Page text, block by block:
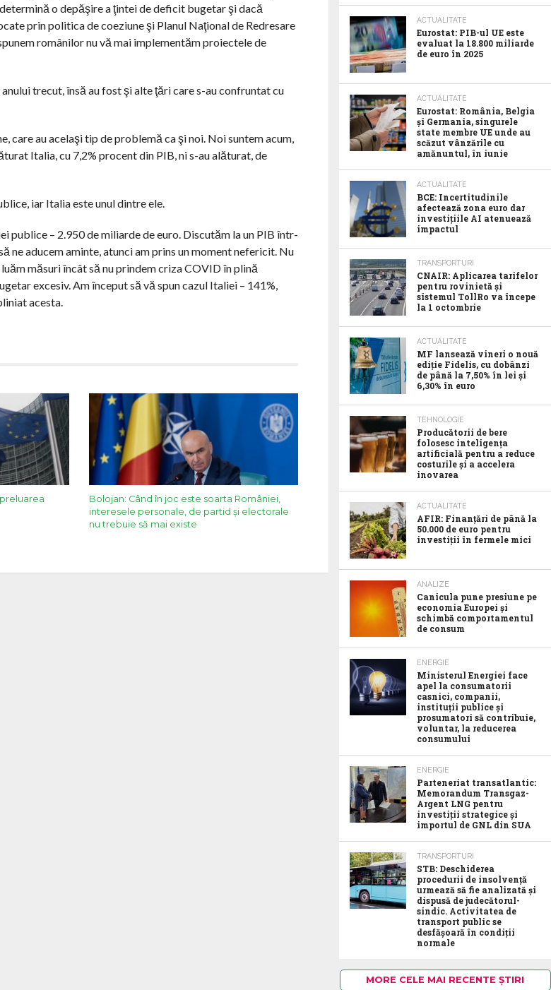
o depăşire a ţintei de deficit bugetar şi dacă
prin politica de coeziune şi Planul Naţional de Redresare
românilor nu vă mai implementăm proiectele de
trecut, însă au fost şi alte ţări care s-au confruntat cu
care au acelaşi tip de problemă ca şi noi. Noi suntem acum,
Italia, cu 7,2% procent din PIB, ni s-au alăturat, de
iar Italia este unul dintre ele.
publice – 2.950 de miliarde de euro. Discutăm la un PIB într-
ne aducem aminte, atunci am prins un moment nefericit. Nu
măsuri încât să nu prindem criza COVID în plină
excesiv. Am început să vă spun cazul Italiei – 141%,
acesta.
Bolojan: Când în joc este soarta României,
interesele personale, de partid și electorale
nu trebuie să mai existe
ACTUALITATE
Eurostat: PIB-ul UE este
evaluat la 18.800 miliarde
de euro în 2025
ACTUALITATE
Eurostat: România, Belgia
și Germania, singurele
state membre UE unde au
scăzut vânzările cu
amănuntul, în iunie
ACTUALITATE
BCE: Incertitudinile
afectează zona euro dar
investițiile AI atenuează
impactul
TRANSPORTURI
CNAIR: Aplicarea tarifelor
pentru rovinietă și
sistemul TollRo va începe
la 1 octombrie
ACTUALITATE
MF lansează vineri o nouă
ediție Fidelis, cu dobânzi
de până la 7,50% în lei și
6,30% în euro
TEHNOLOGIE
Producătorii de bere
folosesc inteligența
artificială pentru a reduce
costurile și a accelera
inovarea
ACTUALITATE
AFIR: Finanțări de până la
50.000 de euro pentru
investiții în fermele mici
ANALIZE
Canicula pune presiune pe
economia Europei și
schimbă comportamentul
de consum
ENERGIE
Ministerul Energiei face
apel la consumatorii
casnici, companii,
instituții publice și
prosumatori să contribuie,
voluntar, la reducerea
consumului
ENERGIE
Parteneriat transatlantic:
Memorandum Transgaz-
Argent LNG pentru
investiții strategice și
importul de GNL din SUA
TRANSPORTURI
STB: Deschiderea
procedurii de insolvență
urmează să fie analizată și
dispusă de judecătorul-
sindic. Activitatea de
transport public se
desfășoară în condiții
normale
MORE CELE MAI RECENTE ȘTIRI